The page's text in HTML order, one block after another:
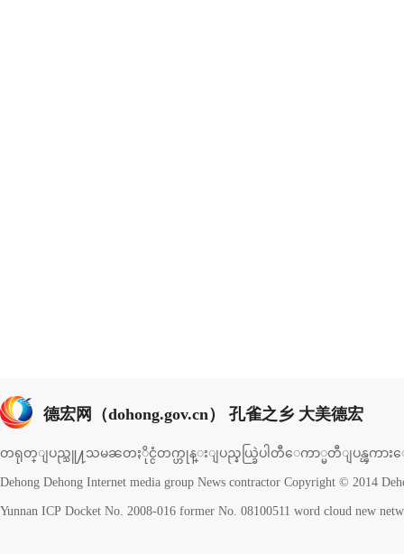
德宏网（dohong.gov.cn） 孔雀之乡 大美德宏
တရုတ္ျပည္သူ႔သမၼတႏိုင္ငံတက္ဟုန္းျပည္နယ္ခြဲပါတီေကာ္မတီျပန္ၾကားေရ
Dehong Dehong Internet media group News contractor Copyright © 2014
Yunnan ICP Docket No. 2008-016 former No. 08100511 word cloud new